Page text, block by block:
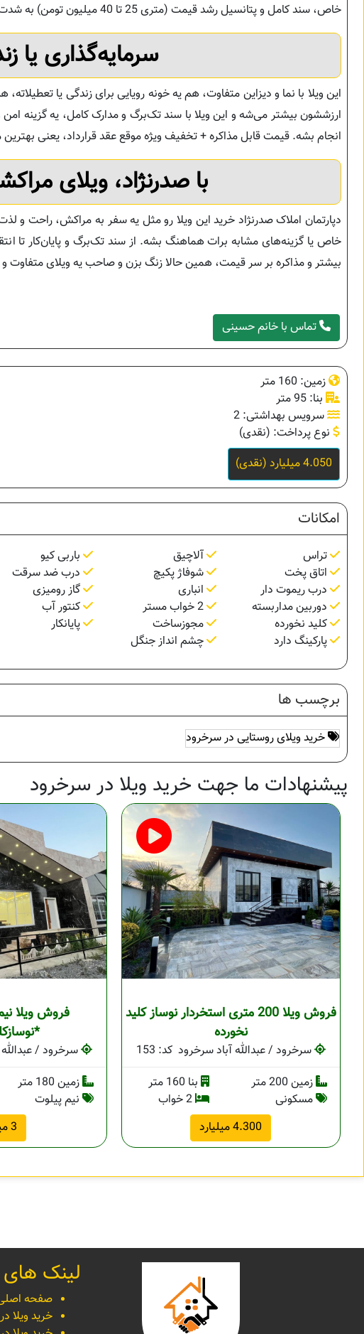
خاص، سند کامل و پتانسیل رشد قیمت (متری 25 تا 40 میلیون تومن) به شدت پیشنهاد می‌کنه.
سرمایه‌گذاری یا
این ویلا با نما و دیزاین متفاوت، هم یه خونه رویایی برای زندگی یا
ارزششون بیشتر می‌شه و این ویلا با سند تک‌برگ و مدارک کامل، یه گزینه
انجام بشه. قیمت قابل مذاکره + تخفیف ویژه موقع عقد قرارداد، یعنی
با صدرنژاد، ویلای
دپارتمان املاک صدرنژاد خرید این ویلا رو مثل یه سفر به مراکش، راحت و
خاص یا گزینه‌های مشابه برات هماهنگ بشه. از سند تک‌برگ و پایان‌کار تا
بیشتر و مذاکره بر سر قیمت، همین حالا زنگ بزن و صاحب یه ویلای متفاوت
تماس با خانم حسینی
زمین: 160 متر
بنا: 95 متر
سرویس بهداشتی: 2
نوع پرداخت: (نقدی)
4.050 میلیارد (نقدی)
امکانات
تراس آلاچیق باربی کیو
اتاق پخت
شوفاژ پکیچ درب ضد سرقت
درب ریموت دار
انباری گاز رومیزی
دوربین مداربسته
کنتور آب
کلید نخورده
مجوزساخت پایانکار
پارکینگ دارد
چشم انداز جنگل
برچسب ها
خرید ویلای روستایی در سرخرود
پیشنهادات ما جهت خرید ویلا در سرخرود
فروش ویلا 200 متری استخردار نوساز کلید
نخورده
سرخرود / عبدالله آباد سرخرود کد: 153
زمین 200 متر
بنا 160 متر
مسکونی
2 خواب
4.300 میلیارد
فروش ویلا
سرخرود /
زمین 180 متر
نیم پیلوت
3 میلیارد
لینک
صفحه
خرید ویلا